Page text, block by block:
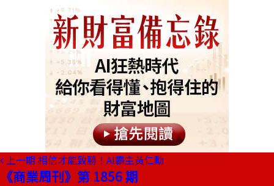
上一期 相信才能致勝！AI霸主黃仁勳
《商業周刊》第 1856 期